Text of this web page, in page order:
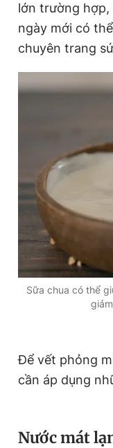
Đọc Thanh Niên
Theo dõi báo trên
Hotline
0906 645 777
Đặt báo Quảng
Tổng biên tập:
Phó tổng biên tập
Phó tổng biên tập:
Phó tổng biên tập:
Giấy phép xuất bản
chép dưới mọi hình
lớn trường hợp,
ngày mới có
chuyên trang
Sữa chua có thể
Để vết phỏng
cần áp dụng
Nước mát